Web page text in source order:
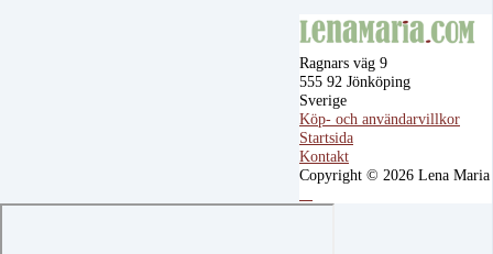
Ragnars väg 9
555 92 Jönköping
Sverige
Köp- och användarvillkor
Startsida
Kontakt
Copyright © 2026 Lena